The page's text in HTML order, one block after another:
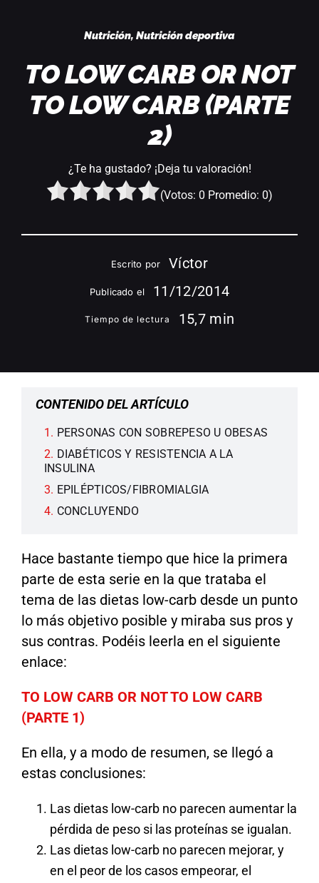
Nutrición, Nutrición deportiva
TO LOW CARB OR NOT
TO LOW CARB (PARTE
2)
¿Te ha gustado? ¡Deja tu valoración!
(Votos: 0 Promedio: 0)
Escrito por Víctor
Publicado el 11/12/2014
Tiempo de lectura 15,7 min
CONTENIDO DEL ARTÍCULO
PERSONAS CON SOBREPESO U OBESAS
DIABÉTICOS Y RESISTENCIA A LA
INSULINA
EPILÉPTICOS/FIBROMIALGIA
CONCLUYENDO
Hace bastante tiempo que hice la primera
parte de esta serie en la que trataba el
tema de las dietas low-carb desde un punto
lo más objetivo posible y miraba sus pros y
sus contras. Podéis leerla en el siguiente
enlace:
TO LOW CARB OR NOT TO LOW CARB
(PARTE 1)
En ella, y a modo de resumen, se llegó a
estas conclusiones:
Las dietas low-carb no parecen aumentar la
pérdida de peso si las proteínas se igualan.
Las dietas low-carb no parecen mejorar, y
en el peor de los casos empeorar, el